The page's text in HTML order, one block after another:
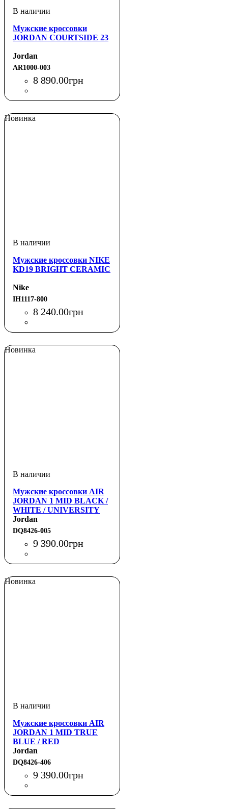
Мужские кроссовки
JORDAN COURTSIDE 23
Jordan
AR1000-003
8 890.00грн
Новинка
Мужские кроссовки NIKE
KD19 BRIGHT CERAMIC
Nike
IH1117-800
8 240.00грн
Новинка
Мужские кроссовки AIR
JORDAN 1 MID BLACK /
WHITE / UNIVERSITY
RED
Jordan
DQ8426-005
9 390.00грн
Новинка
Мужские кроссовки AIR
JORDAN 1 MID TRUE
BLUE / RED
Jordan
DQ8426-406
9 390.00грн